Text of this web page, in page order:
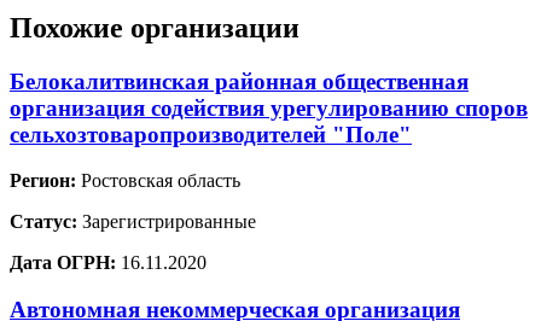
Похожие организации
Белокалитвинская районная общественная
организация содействия урегулированию споров
сельхозтоваропроизводителей "Поле"
Регион: Ростовская область
Статус: Зарегистрированные
Дата ОГРН: 16.11.2020
Автономная некоммерческая организация